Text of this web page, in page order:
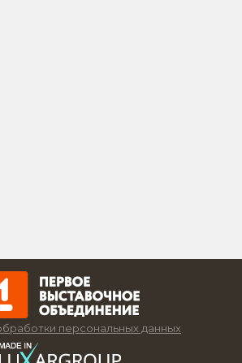
персональных данных